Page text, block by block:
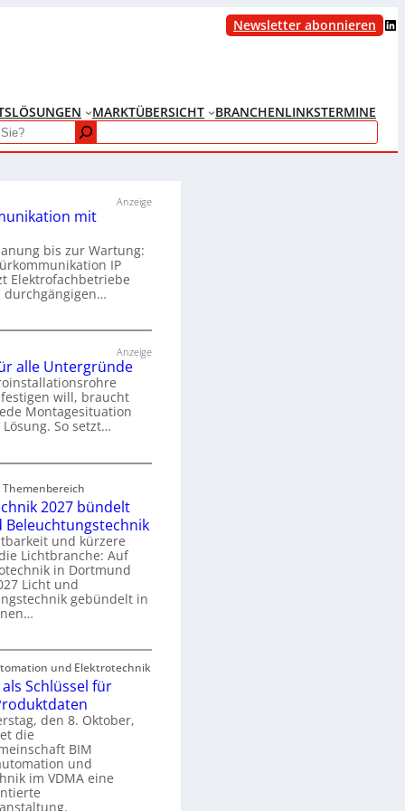
Newsletter abonnieren LinkedIn
LÖSUNGEN MARKTÜBERSICHT BRANCHENLINKSTERMINE
Anzeige
mit
bis zur Wartung:
IP
Elektrofachbetriebe
durchgängigen…
Anzeige
alle Untergründe
will, braucht
Montagesituation
So setzt…
Themenbereich
2027 bündelt
Beleuchtungstechnik
und kürzere
Lichtbranche: Auf
in Dortmund
Licht und
gebündelt in
und Elektrotechnik
als Schlüssel für
den 8. Oktober,
die
BIM
und
im VDMA eine